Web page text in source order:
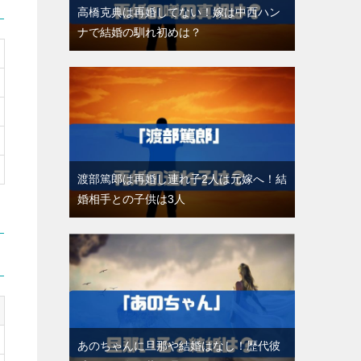
高橋克典は再婚してない！嫁は中西ハン
ナで結婚の馴れ初めは？
渡部篤郎は再婚し連れ子2人は元嫁へ！結
婚相手との子供は3人
あのちゃんに旦那や結婚はなし！歴代彼